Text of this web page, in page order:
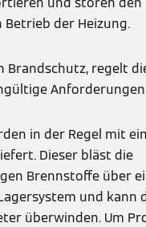
der Heizung.
Brandschutz, regelt
in der Regel mit
Dieser bläst die
Brennstoffe über
und kann
überwinden. Um